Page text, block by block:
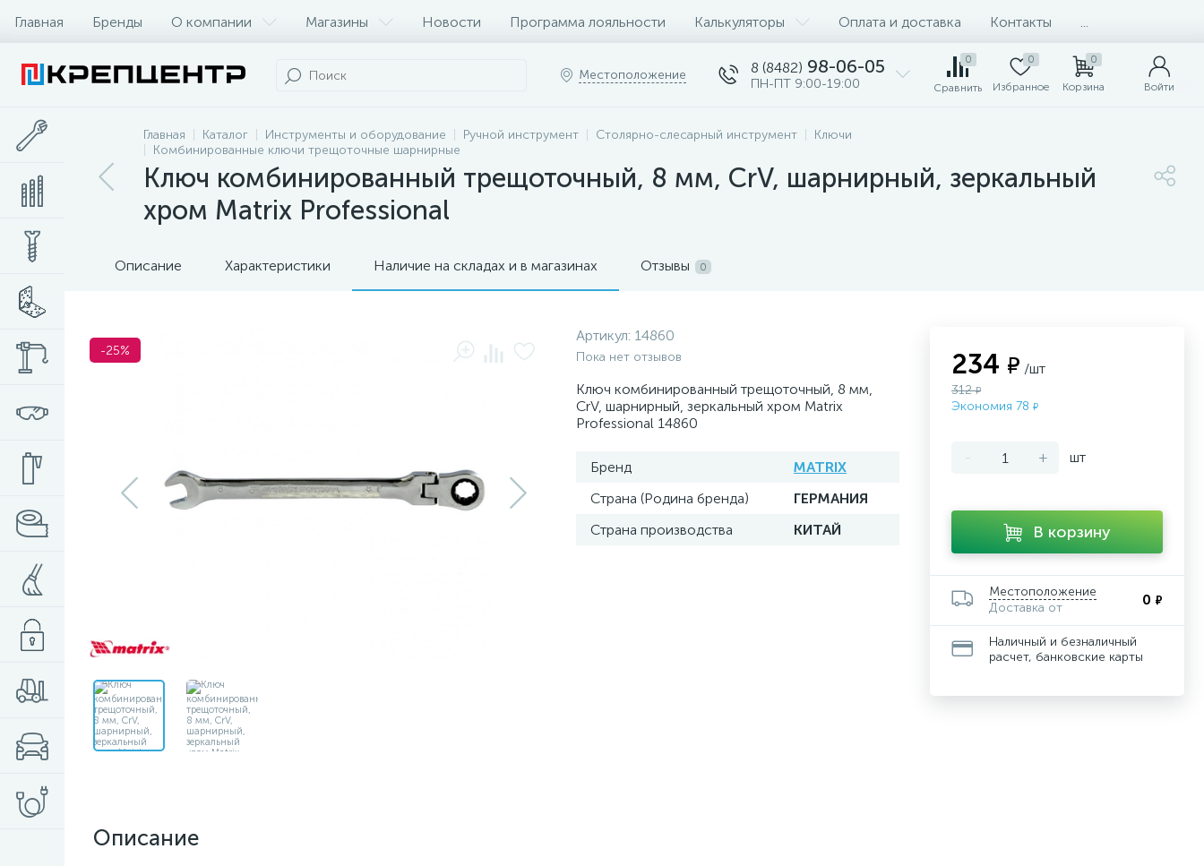
Главная Бренды О компании Магазины Новости Программа лояльности Калькуляторы Оплата и доставка Контакты
Местоположение 8 (8482) 98-06-05
ПН-ПТ 9:00-19:00
0
Сравнить
0
Избранное
0
Корзина Войти
Главная Каталог Инструменты и оборудование Ручной инструмент Столярно-слесарный инструмент
Ключи
Комбинированные ключи трещоточные шарнирные
Ключ комбинированный трещоточный, 8 мм, CrV, шарнирный, зеркальный
хром Matrix Professional
Описание Характеристики Наличие на складах и в магазинах Отзывы 0
-25%
Артикул: 14860
Пока нет отзывов
Ключ комбинированный трещоточный, 8 мм,
CrV, шарнирный, зеркальный хром Matrix
Professional 14860
Бренд
MATRIX
Страна (Родина бренда)
ГЕРМАНИЯ
Страна производства
КИТАЙ
Описание
234 ₽ /шт
312₽
Экономия 78 ₽
- + шт
В корзину
Местоположение
Доставка от
0 ₽
Наличный и безналичный
расчет, банковские карты